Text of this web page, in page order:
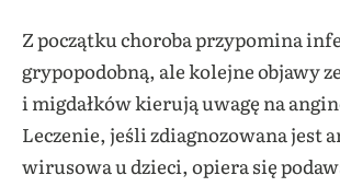
Z początku choroba przypomina
grypopodobną, ale kolejne objawy
i migdałków kierują uwagę na
Leczenie, jeśli zdiagnozowana jest
wirusowa u dzieci, opiera się